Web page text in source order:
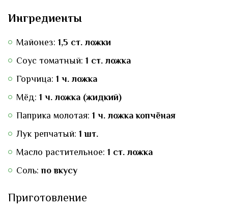
Ингредиенты
Майонез: 1,5 ст. ложки
Соус томатный: 1 ст. ложка
Горчица: 1 ч. ложка
Мёд: 1 ч. ложка (жидкий)
Паприка молотая: 1 ч. ложка копчёная
Лук репчатый: 1 шт.
Масло растительное: 1 ст. ложка
Соль:по вкусу
Приготовление